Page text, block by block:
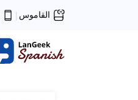
القاموس |